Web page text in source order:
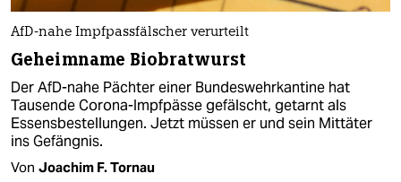
AfD-nahe Impfpassfälscher verurteilt
Geheimname Biobratwurst
Der AfD-nahe Pächter einer Bundeswehrkantine hat
Tausende Corona-Impfpässe gefälscht, getarnt als
Essensbestellungen. Jetzt müssen er und sein Mittäter
ins Gefängnis.
Von Joachim F. Tornau